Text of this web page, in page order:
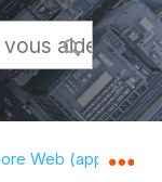
hiérarchie
Web